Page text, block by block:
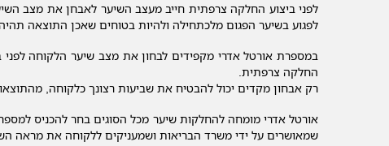
לפני ביצוע החלקה צרפתית חייב מעצב השיער לאבחן את מצב
לפגוע בשיער הפגום מלכתחילה ולהיות בטוחים שאכן התוצאה
במספרת אורטל אדרי מקפידים לבחון את מצב שיער הלקוחה
החלקה צרפתית.
רק אבחון מקדים יכול להבטיח את שביעות רצונך כלקוחה,
אורטל אדרי מומחה להחלקות שיער מכל הסוגים בחר להכניס
שמאושרים על ידי משרד הבריאות ושמעניקים ללקוחה את מראה